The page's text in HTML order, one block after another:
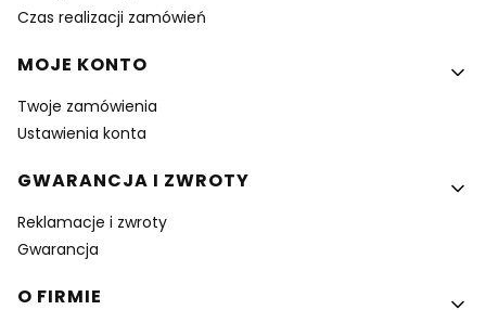
Czas realizacji zamówień
MOJE KONTO
Twoje zamówienia
Ustawienia konta
GWARANCJA I ZWROTY
Reklamacje i zwroty
Gwarancja
O FIRMIE